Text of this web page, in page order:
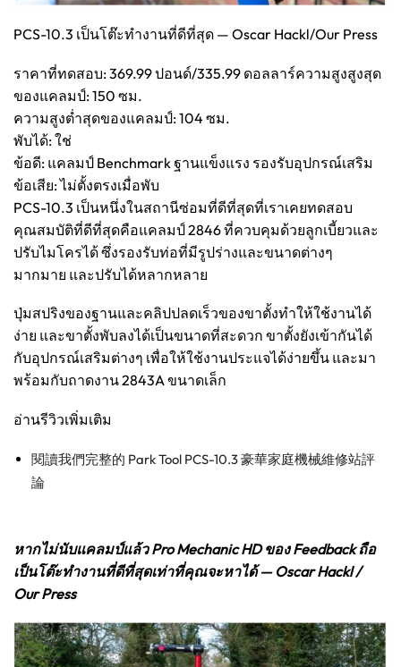
PCS-10.3 เป็นโต๊ะทำงานที่ดีที่สุด — Oscar Hackl/Our Press
ราคาที่ทดสอบ: 369.99 ปอนด์/335.99 ดอลลาร์ความสูงสูงสุด
ของแคลมป์: 150 ซม.
ความสูงต่ำสุดของแคลมป์: 104 ซม.
พับได้: ใช่
ข้อดี: แคลมป์ Benchmark ฐานแข็งแรง รองรับอุปกรณ์เสริม
ข้อเสีย: ไม่ตั้งตรงเมื่อพับ
PCS-10.3 เป็นหนึ่งในสถานีซ่อมที่ดีที่สุดที่เราเคยทดสอบ
คุณสมบัติที่ดีที่สุดคือแคลมป์ 2846 ที่ควบคุมด้วยลูกเบี้ยวและ
ปรับไมโครได้ ซึ่งรองรับท่อที่มีรูปร่างและขนาดต่างๆ
มากมาย และปรับได้หลากหลาย
ปุ่มสปริงของฐานและคลิปปลดเร็วของขาตั้งทำให้ใช้งานได้
ง่าย และขาตั้งพับลงได้เป็นขนาดที่สะดวก ขาตั้งยังเข้ากันได้
กับอุปกรณ์เสริมต่างๆ เพื่อให้ใช้งานประแจได้ง่ายขึ้น และมา
พร้อมกับถาดงาน 2843A ขนาดเล็ก
อ่านรีวิวเพิ่มเติม
閱讀我們完整的 Park Tool PCS-10.3 豪華家庭機械維修站評
論
หากไม่นับแคลมป์แล้ว Pro Mechanic HD ของ Feedback ถือ
เป็นโต๊ะทำงานที่ดีที่สุดเท่าที่คุณจะหาได้ — Oscar Hackl /
Our Press